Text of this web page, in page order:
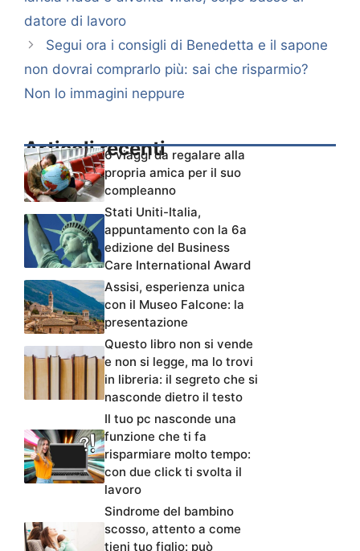
datore di lavoro
Segui ora i consigli di Benedetta e il sapone
non dovrai comprarlo più: sai che risparmio?
Non lo immagini neppure
Articoli recenti6 viaggi da regalare alla
propria amica per il suo
compleanno
Stati Uniti-Italia,
appuntamento con la 6a
edizione del Business
Care International Award
Assisi, esperienza unica
con il Museo Falcone: la
presentazione
Questo libro non si vende
e non si legge, ma lo trovi
in libreria: il segreto che si
nasconde dietro il testo
Il tuo pc nasconde una
funzione che ti fa
risparmiare molto tempo:
con due click ti svolta il
lavoro
Sindrome del bambino
scosso, attento a come
tieni tuo figlio: può